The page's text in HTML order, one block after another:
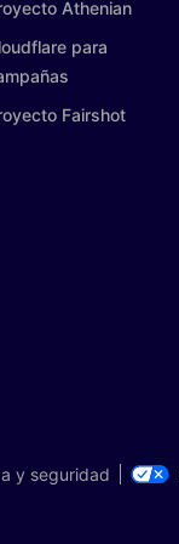
Athenian
para
Fairshot
y seguridad